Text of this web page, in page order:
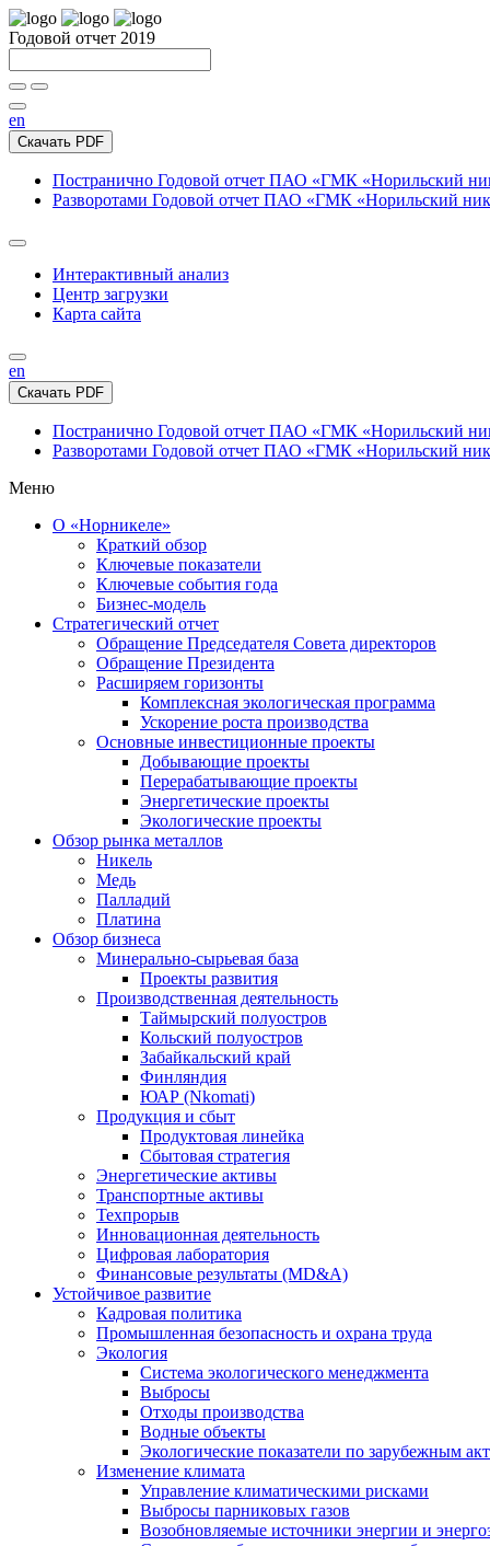
Годовой отчет 2019
en
Скачать PDF
Постранично Годовой отчет ПАО «ГМК «Норильский
Разворотами Годовой отчет ПАО «ГМК «Норильский
Интерактивный анализ
Центр загрузки
Карта сайта
en
Скачать PDF
Постранично Годовой отчет ПАО «ГМК «Норильский
Разворотами Годовой отчет ПАО «ГМК «Норильский
Меню
О «Норникеле»
Краткий обзор
Ключевые показатели
Ключевые события года
Бизнес-модель
Стратегический отчет
Обращение Председателя Совета директоров
Обращение Президента
Расширяем горизонты
Комплексная экологическая программа
Ускорение роста производства
Основные инвестиционные проекты
Добывающие проекты
Перерабатывающие проекты
Энергетические проекты
Экологические проекты
Обзор рынка металлов
Никель
Медь
Палладий
Платина
Обзор бизнеса
Минерально-сырьевая база
Проекты развития
Производственная деятельность
Таймырский полуостров
Кольский полуостров
Забайкальский край
Финляндия
ЮАР (Nkomati)
Продукция и сбыт
Продуктовая линейка
Сбытовая стратегия
Энергетические активы
Транспортные активы
Техпрорыв
Инновационная деятельность
Цифровая лаборатория
Финансовые результаты (MD&A)
Устойчивое развитие
Кадровая политика
Промышленная безопасность и охрана труда
Экология
Система экологического менеджмента
Выбросы
Отходы производства
Водные объекты
Экологические показатели по зарубежным
Изменение климата
Управление климатическими рисками
Выбросы парниковых газов
Возобновляемые источники энергии и